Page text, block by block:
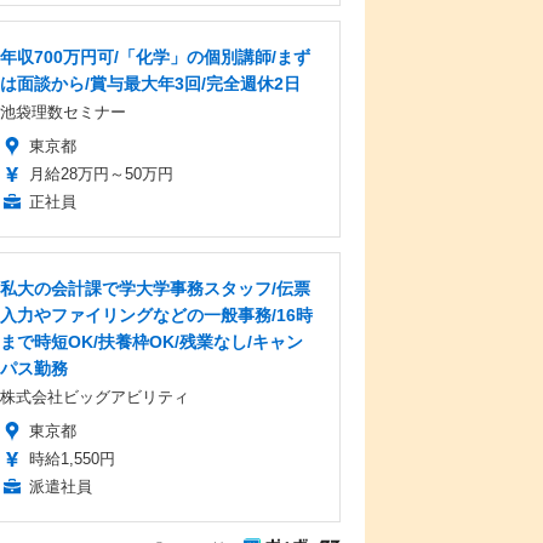
年収700万円可/「化学」の個別講師/まず
は面談から/賞与最大年3回/完全週休2日
池袋理数セミナー
東京都
月給28万円～50万円
正社員
私大の会計課で学大学事務スタッフ/伝票
入力やファイリングなどの一般事務/16時
まで時短OK/扶養枠OK/残業なし/キャン
パス勤務
株式会社ビッグアビリティ
東京都
時給1,550円
派遣社員